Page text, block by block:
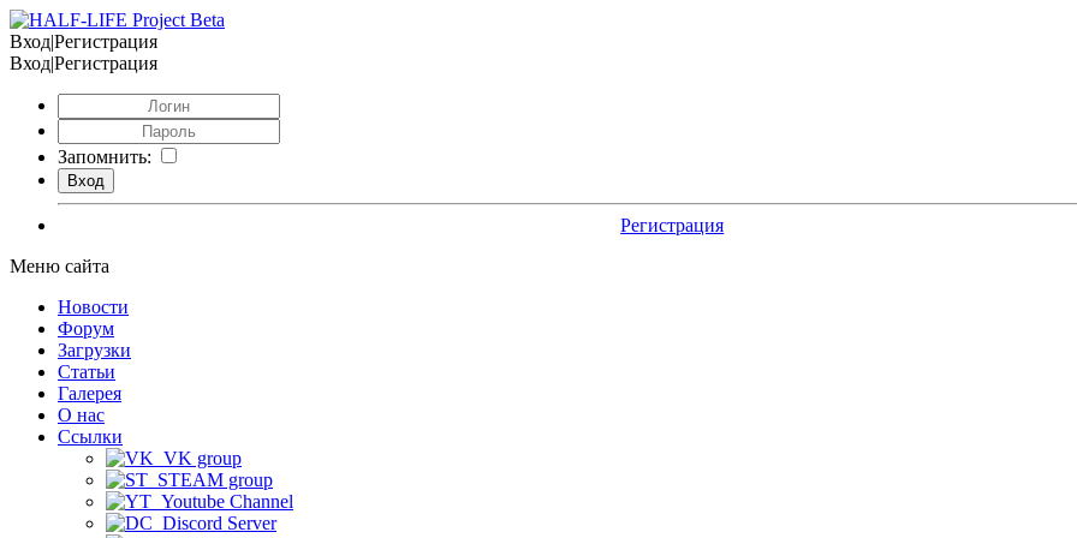
Вход|Регистрация
Вход|Регистрация
Запомнить:
Регистрация
Меню сайта
Новости
Форум
Загрузки
Статьи
Галерея
О нас
Ссылки
VK group
STEAM group
Youtube Channel
Discord Server